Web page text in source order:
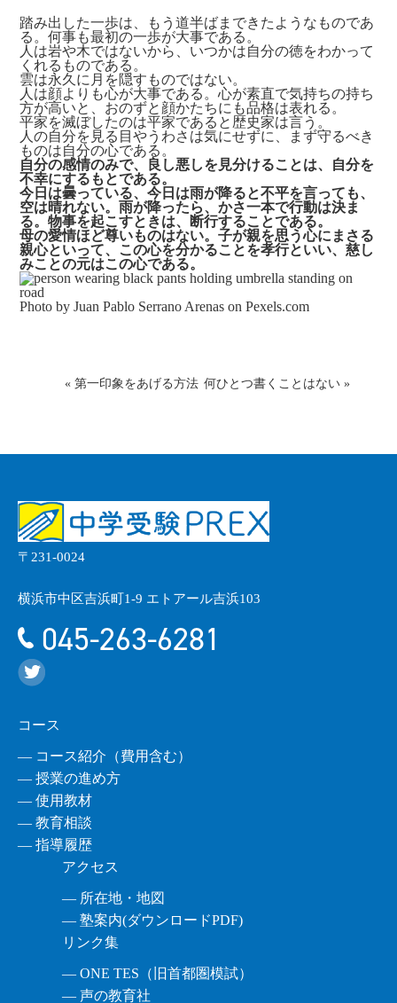
踏み出した一歩は、もう道半ばまできたようなものであ
る。何事も最初の一歩が大事である。
人は岩や木ではないから、いつかは自分の徳をわかって
くれるものである。
雲は永久に月を隠すものではない。
人は顔よりも心が大事である。心が素直で気持ちの持ち
方が高いと、おのずと顔かたちにも品格は表れる。
平家を滅ぼしたのは平家であると歴史家は言う。
人の自分を見る目やうわさは気にせずに、まず守るべき
ものは自分の心である。
自分の感情のみで、良し悪しを見分けることは、自分を
不幸にするもとである。
今日は曇っている、今日は雨が降ると不平を言っても、
空は晴れない。雨が降ったら、かさ一本で行動は決ま
る。物事を起こすときは、断行することである。
母の愛情ほど尊いものはない。子が親を思う心にまさる
親心といって、この心を分かることを孝行といい、慈し
みことの元はこの心である。
Photo by Juan Pablo Serrano Arenas onPexels.com
« 第一印象をあげる方法 何ひとつ書くことはない »
〒231-0024
横浜市中区吉浜町1-9 エトアール吉浜103
045-263-6281
コース
― コース紹介（費用含む）
― 授業の進め方
― 使用教材
― 教育相談
― 指導履歴
アクセス
― 所在地・地図
― 塾案内(ダウンロードPDF)
リンク集
― ONE TES（旧首都圏模試）
― 声の教育社